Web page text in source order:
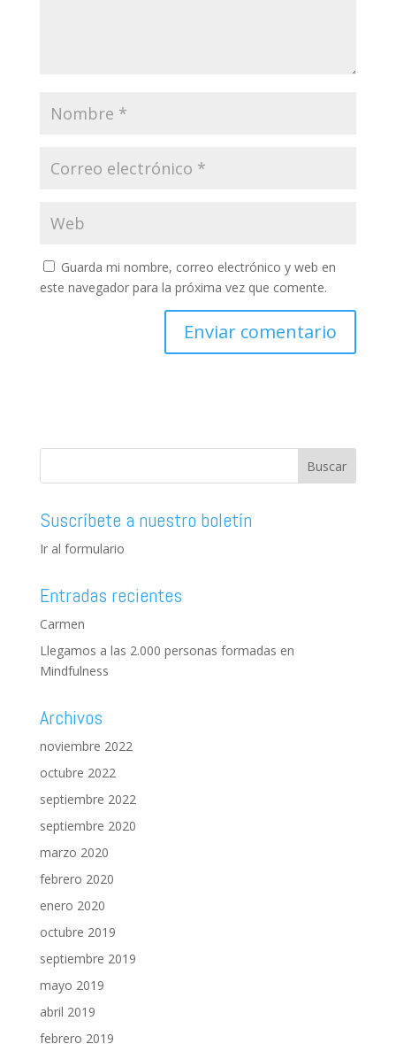
Guarda mi nombre, correo electrónico y web en
este navegador para la próxima vez que comente.
Suscríbete a nuestro boletín
Ir al formulario
Entradas recientes
Carmen
Llegamos a las 2.000 personas formadas en
Mindfulness
Archivos
noviembre 2022
octubre 2022
septiembre 2022
septiembre 2020
marzo 2020
febrero 2020
enero 2020
octubre 2019
septiembre 2019
mayo 2019
abril 2019
febrero 2019